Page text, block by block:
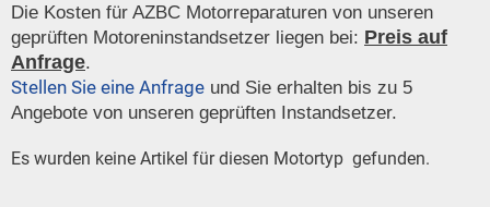
Die Kosten für AZBC Motorreparaturen von unseren
geprüften Motoreninstandsetzer liegen bei: Preis auf
Anfrage.
Stellen Sie eine Anfrage und Sie erhalten bis zu 5
Angebote von unseren geprüften Instandsetzer.
Es wurden keine Artikel für diesen Motortyp gefunden.